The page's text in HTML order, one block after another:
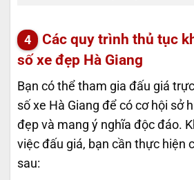
Các quy trình thủ tục
số xe đẹp Hà Giang
Bạn có thể tham gia đấu giá
số xe Hà Giang để có cơ hội sở
đẹp và mang ý nghĩa độc đáo.
việc đấu giá, bạn cần thực hiện
sau: